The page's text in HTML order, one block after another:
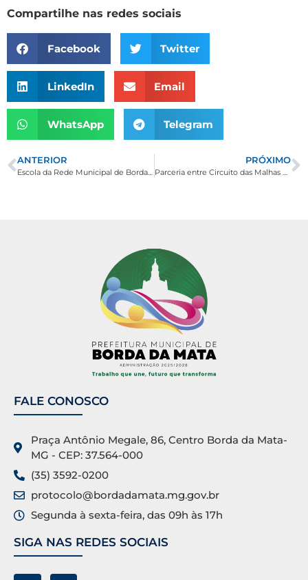
Compartilhe nas redes sociais
Facebook Twitter
LinkedIn Email
WhatsApp Telegram
ANTERIOR
Escola da Rede Municipal de Borda da Mata realiza 3ª Feira Folclórica
PRÓXIMO
Parceria entre Circuito das Malhas e IFSULDEMINAS reforça desenvolvimento do Turismo Sustentável na região
FALE CONOSCO
Praça Antônio Megale, 86, Centro Borda da Mata-
MG - CEP: 37.564-000
(35) 3592-0200
protocolo@bordadamata.mg.gov.br
Segunda à sexta-feira, das 09h às 17h
SIGA NAS REDES SOCIAIS